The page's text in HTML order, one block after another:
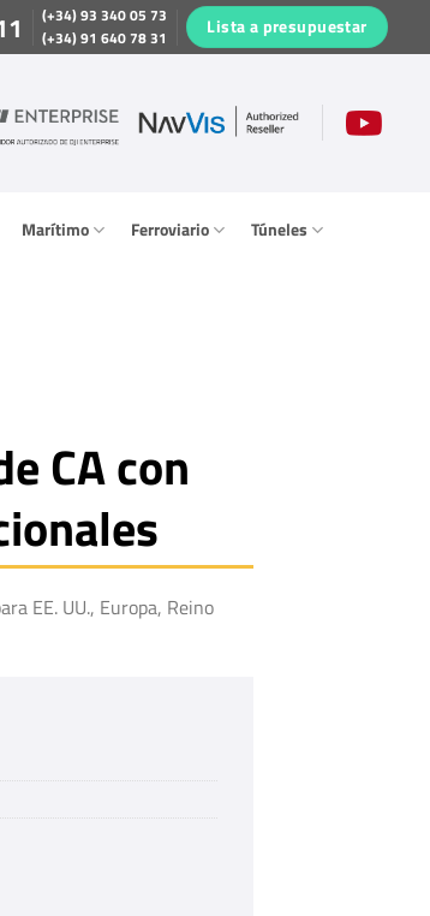
(+34) 93 340 05 73
(+34) 91 640 78 31
Lista a presupuestar
Marítimo Ferroviario Túneles
CA con
EE. UU., Europa, Reino